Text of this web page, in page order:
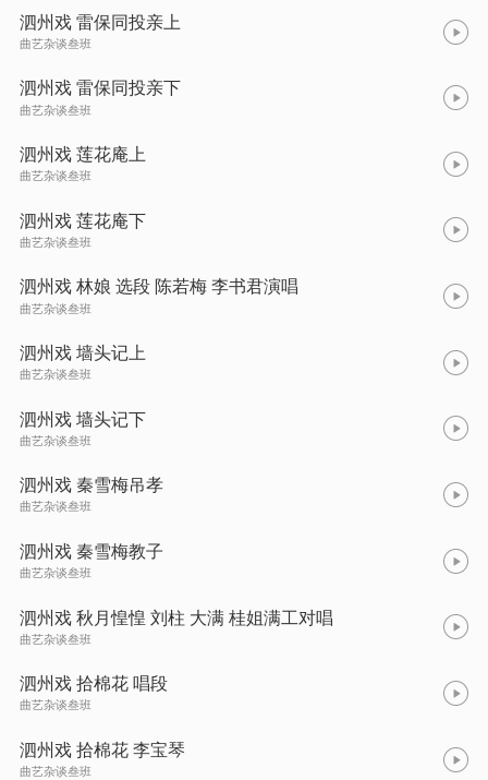
泗州戏 雷保同投亲上
曲艺杂谈叁班
泗州戏 雷保同投亲下
曲艺杂谈叁班
泗州戏 莲花庵上
曲艺杂谈叁班
泗州戏 莲花庵下
曲艺杂谈叁班
泗州戏 林娘 选段 陈若梅 李书君演唱
曲艺杂谈叁班
泗州戏 墙头记上
曲艺杂谈叁班
泗州戏 墙头记下
曲艺杂谈叁班
泗州戏 秦雪梅吊孝
曲艺杂谈叁班
泗州戏 秦雪梅教子
曲艺杂谈叁班
泗州戏 秋月惶惶 刘柱 大满 桂姐满工对唱
曲艺杂谈叁班
泗州戏 拾棉花 唱段
曲艺杂谈叁班
泗州戏 拾棉花 李宝琴
曲艺杂谈叁班